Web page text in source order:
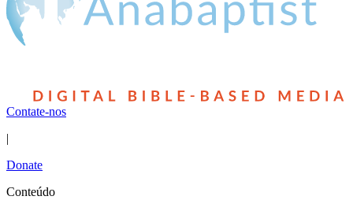
Contate-nos
|
Donate
Conteúdo